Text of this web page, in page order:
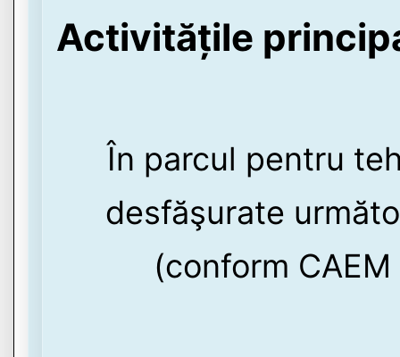
Activitățile
În parcul pentru
desfăşurate
(conform